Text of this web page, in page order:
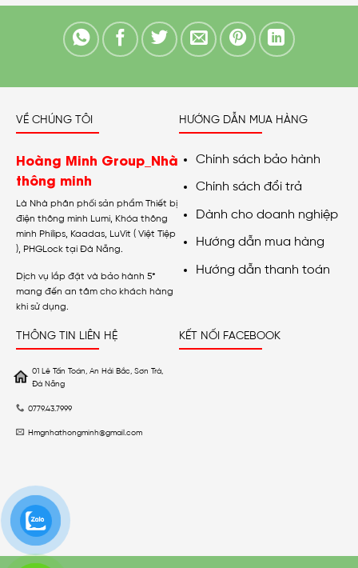
VỀ CHÚNG TÔI
Hoàng Minh Group_Nhà
thông minh
Là Nhà phân phối sản phẩm Thiết bị
điện thông minh Lumi, Khóa thông
minh Philips, Kaadas, LuVit ( Việt Tiệp
), PHGLock tại Đà Nẵng.
Dịch vụ lắp đặt và bảo hành 5*
mang đến an tâm cho khách hàng
khi sử dụng.
HƯỚNG DẪN MUA HÀNG
Chính sách bảo hành
Chính sách đổi trả
Dành cho doanh nghiệp
Hướng dẫn mua hàng
Hướng dẫn thanh toán
THÔNG TIN LIÊN HỆ
01 Lê Tấn Toán, An Hải Bắc, Sơn Trà,
Đà Nẵng
0779.43.7999
Hmgnhathongminh@gmail.com
KẾT NỐI FACEBOOK